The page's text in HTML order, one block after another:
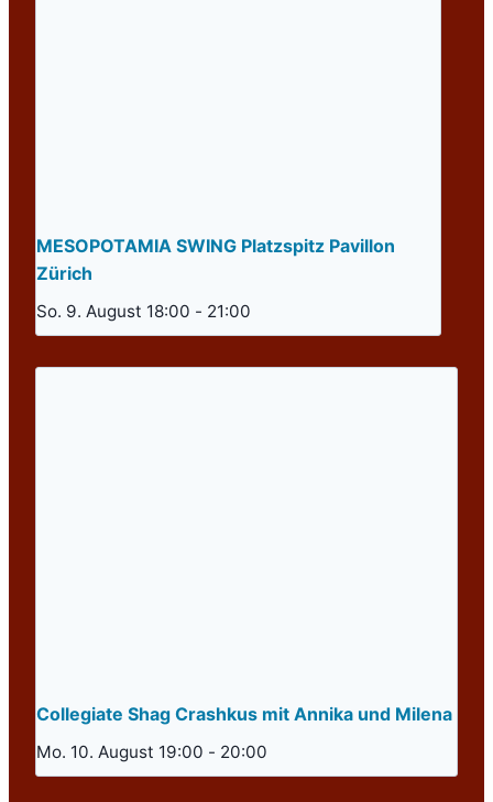
MESOPOTAMIA SWING Platzspitz Pavillon
Zürich
So. 9. August 18:00 - 21:00
Collegiate Shag Crashkus mit Annika und Milena
Mo. 10. August 19:00 - 20:00